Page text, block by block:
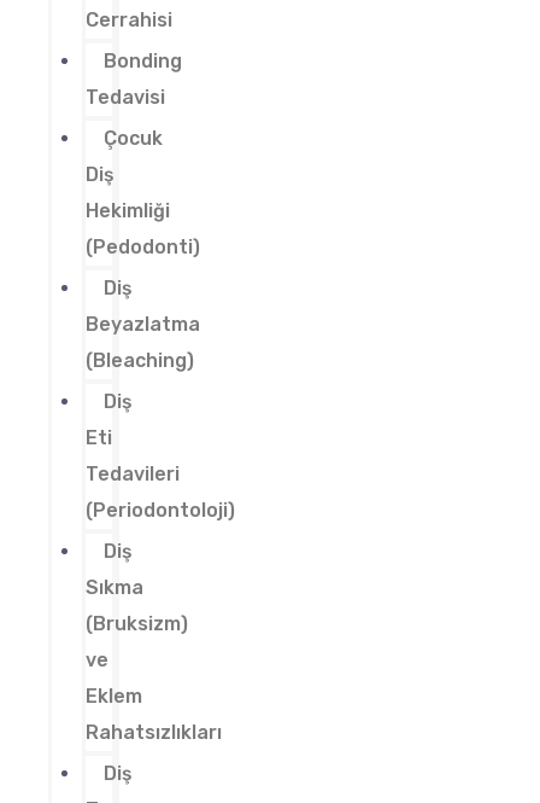
Cerrahisi
Bonding
Tedavisi
Çocuk
Diş
Hekimliği
(Pedodonti)
Diş
Beyazlatma
(Bleaching)
Diş
Eti
Tedavileri
(Periodontoloji)
Diş
Sıkma
(Bruksizm)
ve
Eklem
Rahatsızlıkları
Diş